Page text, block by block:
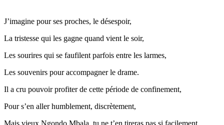
J’imagine pour ses proches, le désespoir,
La tristesse qui les gagne quand vient le soir,
Les sourires qui se faufilent parfois entre les larmes,
Les souvenirs pour accompagner le drame.
Il a cru pouvoir profiter de cette période de confinement,
Pour s’en aller humblement, discrètement,
Mais vieux Ngondo Mbala, tu ne t’en tireras pas si facilement,